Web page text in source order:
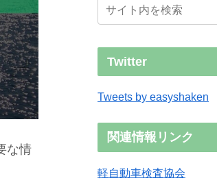
な情
Twitter
Tweets by easyshaken
関連情報リンク
軽自動車検査協会